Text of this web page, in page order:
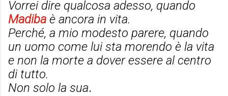
Vorrei dire qualcosa adesso, quando
Madiba è ancora in vita.
Perché, a mio modesto parere, quando
un uomo come lui sta morendo è la vita
e non la morte a dover essere al centro
di tutto.
Non solo la sua.